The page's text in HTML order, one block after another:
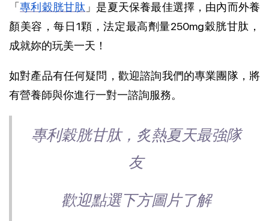
「專利穀胱甘肽 」是夏天保養最佳選擇，由內而外養
顏美容，每日1顆，法定最高劑量250mg穀胱甘肽，
成就妳的玩美一天！
如對產品有任何疑問，歡迎諮詢我們的專業團隊，將
有營養師與你進行一對一諮詢服務。
專利穀胱甘肽，炙熱夏天最強隊
友
歡迎點選下方圖片了解